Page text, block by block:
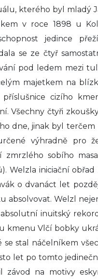
kterého byl mladý
v roce 1898 u
jedince
se ze čtyř
pod ledem mezi
majetkem na
příslušnice cizího
Všechny čtyři
dne, jinak byl terčem
výhradně pro
zmrzlého sobího
Welzla iniciační obřad
o dvanáct let
absolvovat. Welzl
inuitský
kmenu Vlčí bobky
se stal náčelníkem
let po tomto
na motivy